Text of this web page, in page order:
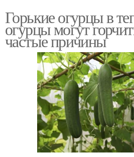
Горькие огурцы в
огурцы могут
частые причины